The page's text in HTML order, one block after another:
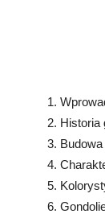
1.
2. Historia
3.
4.
5.
6.